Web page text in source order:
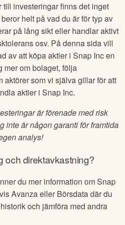
investeringar finns det inget
helt på vad du är för typ av
på lång sikt eller handlar aktivt
osv. På denna sida vill
av att köpa aktier iSnap Incen
mer om bolaget, följa
aktörer som vi själva gillar för att
aktier iSnap Inc.
är förenade med risk
inte är någon garanti för framtida
analys!
och direktavkastning?
du mer information omSnap
Avanza eller Börsdata där du
och jämföra med andra